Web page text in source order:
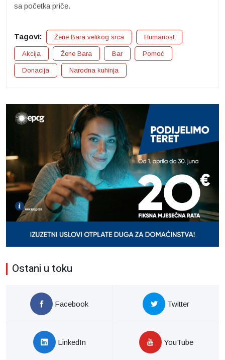
sa početka priče.
Tagovi: Žene Bara velikog srca Humanost
Akcija Žene Bara Bar Pomoć
Donacija Narodna kuhinja
Ostani u toku
Facebook Twitter
LinkedIn YouTube